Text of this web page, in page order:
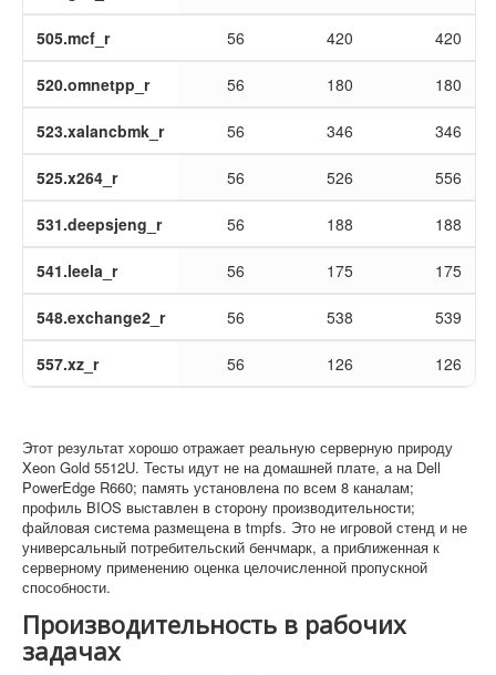
505.mcf_r 56 420 420
520.omnetpp_r 56 180 180
523.xalancbmk_r 56 346 346
525.x264_r 56 526 556
531.deepsjeng_r 56 188 188
541.leela_r 56 175 175
548.exchange2_r 56 538 539
557.xz_r 56 126 126
Этот результат хорошо отражает реальную серверную природу
Xeon Gold 5512U. Тесты идут не на домашней плате, а на Dell
PowerEdge R660; память установлена по всем 8 каналам;
профиль BIOS выставлен в сторону производительности;
файловая система размещена в tmpfs. Это не игровой стенд и не
универсальный потребительский бенчмарк, а приближенная к
серверному применению оценка целочисленной пропускной
способности.
Производительность в рабочих
задачах